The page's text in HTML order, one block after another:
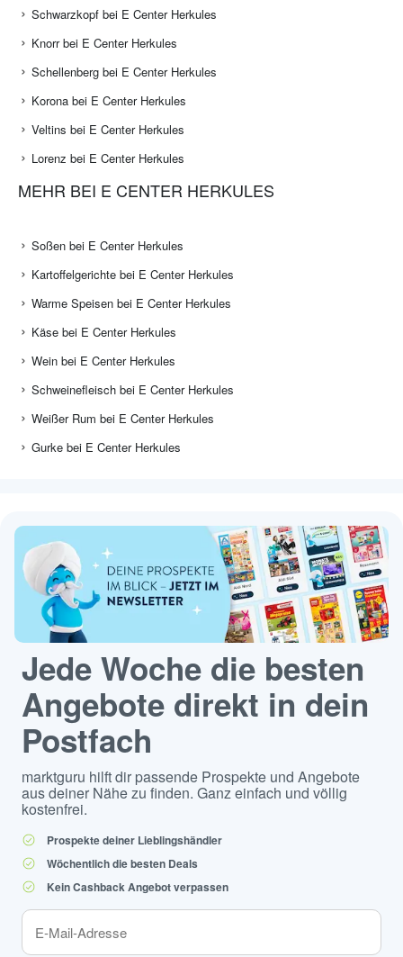
Schwarzkopf bei E Center Herkules
Knorr bei E Center Herkules
Schellenberg bei E Center Herkules
Korona bei E Center Herkules
Veltins bei E Center Herkules
Lorenz bei E Center Herkules
MEHR BEI E CENTER HERKULES
Soßen bei E Center Herkules
Kartoffelgerichte bei E Center Herkules
Warme Speisen bei E Center Herkules
Käse bei E Center Herkules
Wein bei E Center Herkules
Schweinefleisch bei E Center Herkules
Weißer Rum bei E Center Herkules
Gurke bei E Center Herkules
Jede Woche die besten
Angebote direkt in dein
Postfach
marktguru hilft dir passende Prospekte und Angebote
aus deiner Nähe zu finden. Ganz einfach und völlig
kostenfrei.
Prospekte deiner Lieblingshändler
Wöchentlich die besten Deals
Kein Cashback Angebot verpassen